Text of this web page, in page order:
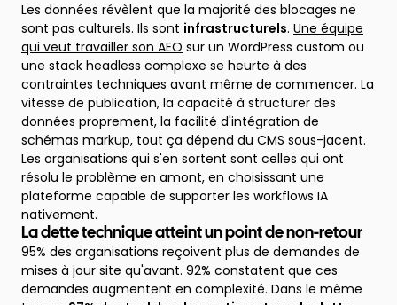
Les données révèlent que la majorité des blocages ne
sont pas culturels. Ils sont infrastructurels. Une équipe
qui veut travailler son AEO sur un WordPress custom ou
une stack headless complexe se heurte à des
contraintes techniques avant même de commencer. La
vitesse de publication, la capacité à structurer des
données proprement, la facilité d'intégration de
schémas markup, tout ça dépend du CMS sous-jacent.
Les organisations qui s'en sortent sont celles qui ont
résolu le problème en amont, en choisissant une
plateforme capable de supporter les workflows IA
nativement.
La dette technique atteint un point de non-retour
95% des organisations reçoivent plus de demandes de
mises à jour site qu'avant. 92% constatent que ces
demandes augmentent en complexité. Dans le même